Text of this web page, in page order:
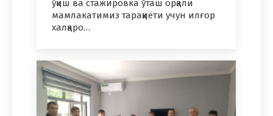
ўқиш ва стажировка ўташ орқали
мамлакатимиз тараққиёти учун илғор
халқаро…